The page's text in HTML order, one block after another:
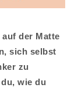
der Matte
sich selbst
zu
wie du